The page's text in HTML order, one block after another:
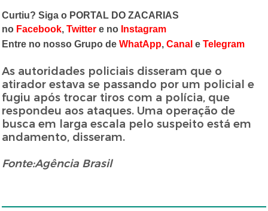
Curtiu? Siga o PORTAL DO ZACARIAS
no Facebook,Twitter e no Instagram
Entre no nosso Grupo deWhatApp,Canal eTelegram
As autoridades policiais disseram que o
atirador estava se passando por um policial e
fugiu após trocar tiros com a polícia, que
respondeu aos ataques. Uma operação de
busca em larga escala pelo suspeito está em
andamento, disseram.
Fonte:Agência Brasil